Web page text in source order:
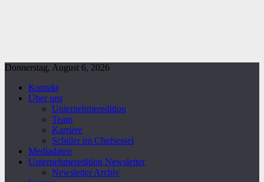
Donnerstag, August 6, 2026
Kontakt
Über uns
Unternehmeredition
Team
Karriere
Schüler im Chefsessel
Mediadaten
Unternehmeredition Newsletter
Newsletter Archiv